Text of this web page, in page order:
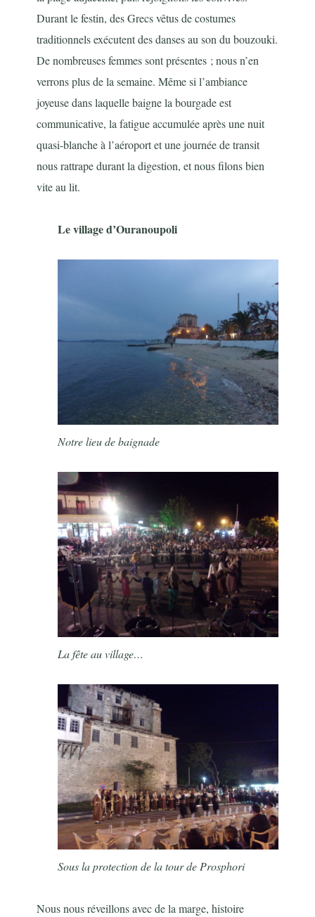
Durant le festin, des Grecs vêtus de costumes
traditionnels exécutent des danses au son du bouzouki.
De nombreuses femmes sont présentes ; nous n’en
verrons plus de la semaine. Même si l’ambiance
joyeuse dans laquelle baigne la bourgade est
communicative, la fatigue accumulée après une nuit
quasi-blanche à l’aéroport et une journée de transit
nous rattrape durant la digestion, et nous filons bien
vite au lit.
Le village d’Ouranoupoli
Notre lieu de baignade
La fête au village…
Sous la protection de la tour de Prosphori
Nous nous réveillons avec de la marge, histoire